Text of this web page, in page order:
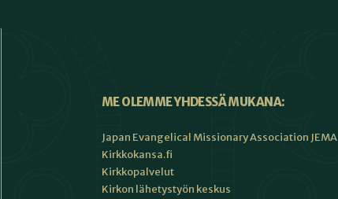
ME OLEMME YHDESSÄ MUKANA:
Japan Evangelical Missionary Association JEMA
Kirkkokansa.fi
Kirkkopalvelut
Kirkon lähetystyön keskus